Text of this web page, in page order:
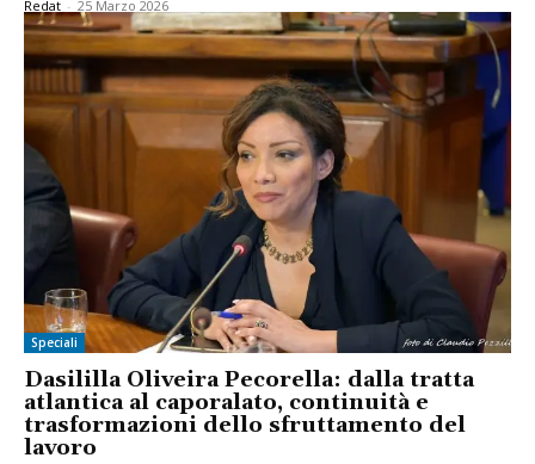
Redat - 25 Marzo 2026
Speciali
Dasililla Oliveira Pecorella: dalla tratta
atlantica al caporalato, continuità e
trasformazioni dello sfruttamento del
lavoro